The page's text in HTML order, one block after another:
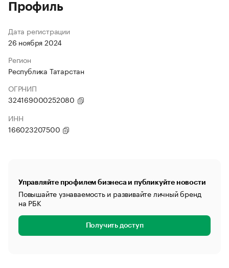
Профиль
Дата регистрации
26 ноября 2024
Регион
Республика Татарстан
ОГРНИП
324169000252080
ИНН
166023207500
Управляйте профилем бизнеса и публикуйте новости
Повышайте узнаваемость и развивайте личный бренд
на РБК
Получить доступ